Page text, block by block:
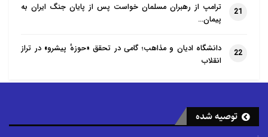
21
ترامپ از رهبران مسلمان خواست پس از پایان جنگ ایران به
پیمان…
22
دانشگاه ادیان و مذاهب؛ گامی در تحقق «حوزهٔ پیشرو» در تراز
انقلاب
توصیه شده